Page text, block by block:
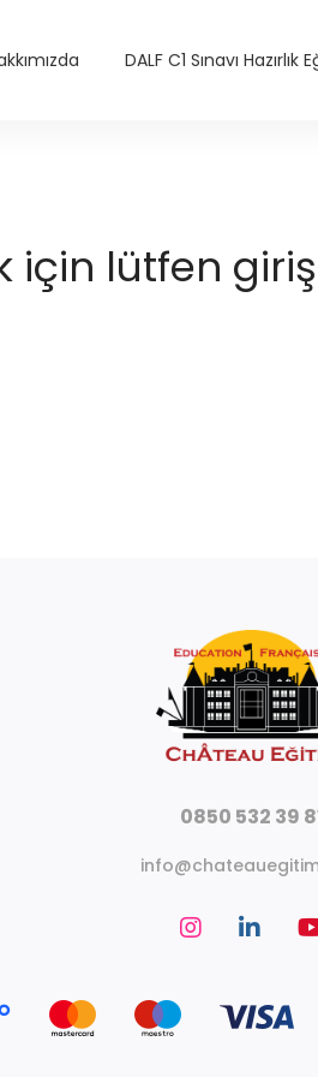
DALF C1 Sınavı Hazırlık
için lütfen
0850 532 39